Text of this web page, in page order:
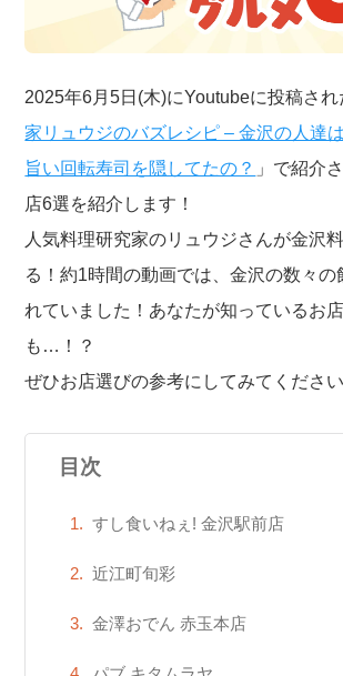
2025年6月5日(木)にYoutubeに投稿さ
家リュウジのバズレシピ – 金沢の人達
旨い回転寿司を隠してたの？ 」で紹介
店6選を紹介します！
人気料理研究家のリュウジさんが金沢
る！約1時間の動画では、金沢の数々の
れていました！あなたが知っているお
も…！？
ぜひお店選びの参考にしてみてくださ
目次
すし食いねぇ! 金沢駅前店
近江町旬彩
金澤おでん 赤玉本店